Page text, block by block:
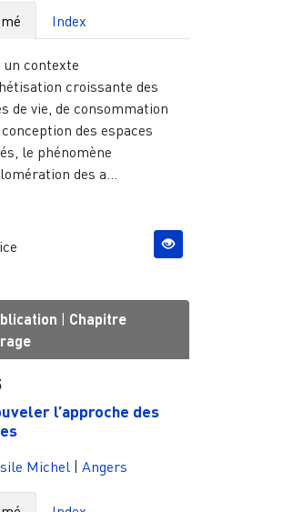
Index
un contexte
croissante des
de vie, de consommation
des espaces
le phénomène
des a...
| Chapitre
l’approche des
Michel | Angers